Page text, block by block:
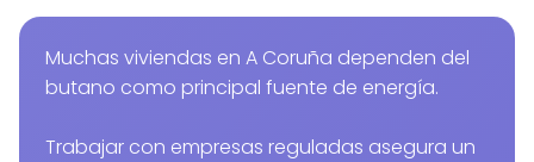
Muchas viviendas en A Coruña dependen del
butano como principal fuente de energía.
Trabajar con empresas reguladas asegura un